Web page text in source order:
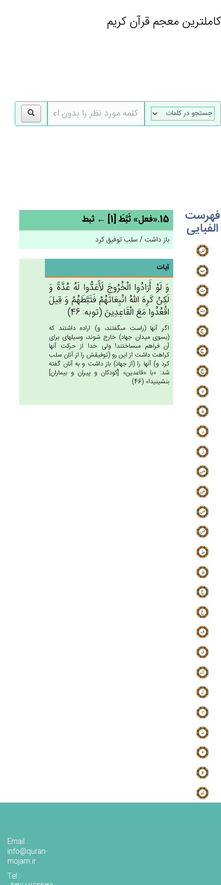
کاملترین معجم قرآن کریم
فهرست
الفبایی 15.«فعل» ثَبَّطَ [1] ← ثبط
باز داشت / سلب توفیق کرد
آیات
وَ لَوْ أَرَادُوا الْخُرُوج‌َ لَأََعَدُّوا لَه‌ُ عُدَّة‌ً وَ
لَكِنْ‌ كَرِه‌َ الله‌ُ انْبِعَاثَهُم‌ْ فَثَبَّطَهُم‌ْ وَ قِيل‌َ
اقْعُدُوا مَع‌َ الْقَاعِدِين‌َ (توبه: 46)
اگر آنها (راست مى‏گفتند، و) اراده داشتند كه
(بسوى ميدان جهاد) خارج شوند، وسيله‏اى براى
آن فراهم مى‏ساختند! ولى خدا از حركت آنها
كراهت داشت از اين رو (توفيقش را از آنان سلب
كرد و) آنها را (از جهاد) باز داشت و به آنان گفته
شد: «با «قاعدين» [كودكان و پيران و بيماران‏]
بنشينيد!» (46)
Email :
info@quran-
mojam.ir
Tel :